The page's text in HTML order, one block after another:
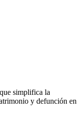
simplifica la
y defunción en